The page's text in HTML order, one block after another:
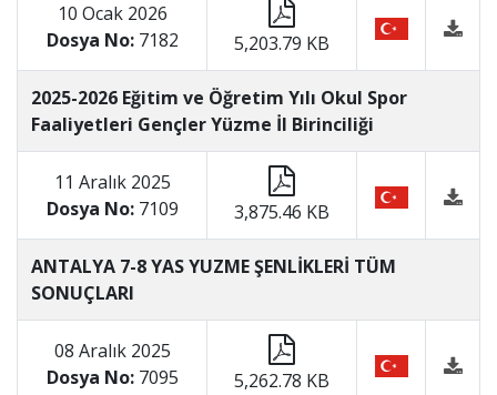
10 Ocak 2026
Dosya No:7182 5,203.79 KB
2025-2026 Eğitim ve Öğretim Yılı Okul Spor
Faaliyetleri Gençler Yüzme İl Birinciliği
11 Aralık 2025
Dosya No:7109 3,875.46 KB
ANTALYA 7-8 YAS YUZME ŞENLİKLERİ TÜM
SONUÇLARI
08 Aralık 2025
Dosya No:7095 5,262.78 KB